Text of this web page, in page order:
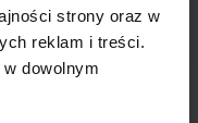
strony oraz w
reklam i treści.
dowolnym